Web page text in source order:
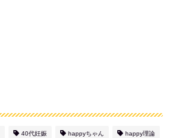
40代妊娠 happyちゃん happy理論